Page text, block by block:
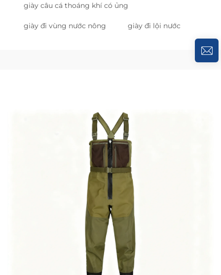
giày câu cá thoáng khí có ủng
giày đi vùng nước nông giày đi lội nước